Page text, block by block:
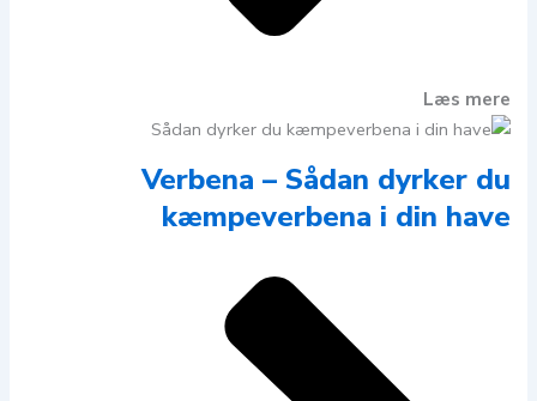
Læs mere
Verbena – Sådan dyrker du
kæmpeverbena i din have